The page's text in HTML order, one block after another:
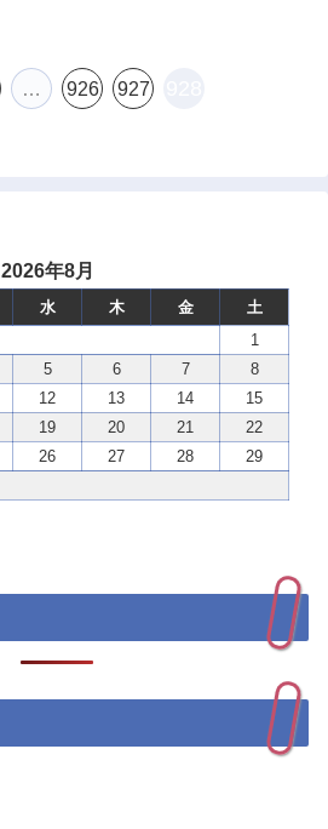
… 926 927
2026年8月
水 木 金
土
1
5 6 7
8
12 13 14
15
19 20 21
22
26 27 28
29